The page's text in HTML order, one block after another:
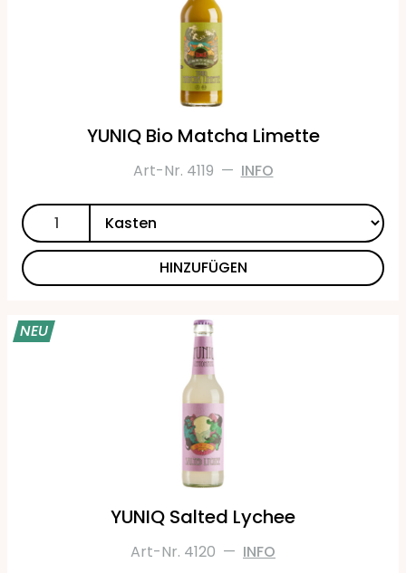
YUNIQ Bio Matcha Limette
Art-Nr. 4119 — INFO
HINZUFÜGEN
NEU
YUNIQ Salted Lychee
Art-Nr. 4120 — INFO